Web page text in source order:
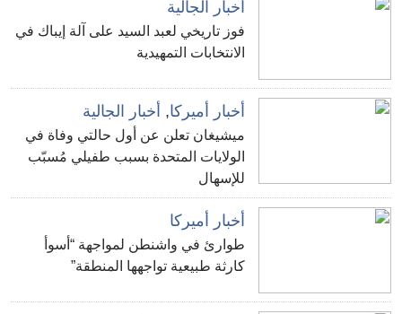
أخبار الجالية
فوز تاريخي لعبد السيد على آلة إيباك في
الانتخابات التمهيدية
أخبار أميركا, أخبار الجالية
ميشيغان تعلن عن أول حالتي وفاة في
الولايات المتحدة بسبب طفيلي مُسبّب
للإسهال
أخبار أميركا
طوارئ في واشنطن لمواجهة “أسوأ
كارثة طبيعية تواجهها المنطقة”